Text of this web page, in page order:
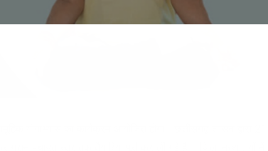
का कार्यक्रम आयोजित होगा। छत्तीसगढ़ शासन द्वारा 21
पंचायत स्तर तक तैयारियां पूरी कर ली गई है। जिला मुख्यालयों में